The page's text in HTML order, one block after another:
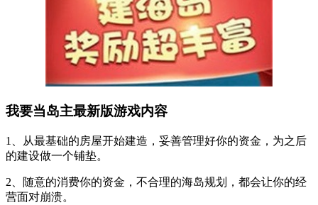
我要当岛主最新版游戏内容
1、从最基础的房屋开始建造，妥善管理好你的资金，为之后
的建设做一个铺垫。
2、随意的消费你的资金，不合理的海岛规划，都会让你的经
营面对崩溃。